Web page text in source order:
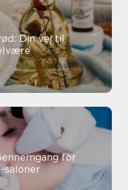
Din vej til
for
saloner